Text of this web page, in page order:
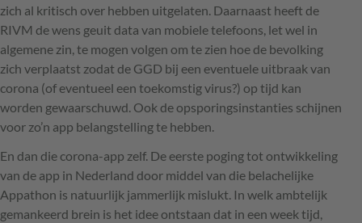
zich al kritisch over hebben uitgelaten. Daarnaast heeft de
RIVM de wens geuit data van mobiele telefoons, let wel in
algemene zin, te mogen volgen om te zien hoe de bevolking
zich verplaatst zodat de GGD bij een eventuele uitbraak van
corona (of eventueel een toekomstig virus?) op tijd kan
worden gewaarschuwd. Ook de opsporingsinstanties schijnen
voor zo’n app belangstelling te hebben.
En dan die corona-app zelf. De eerste poging tot ontwikkeling
van de app in Nederland door middel van die belachelijke
Appathon is natuurlijk jammerlijk mislukt. In welk ambtelijk
gemankeerd brein is het idee ontstaan dat in een week tijd,